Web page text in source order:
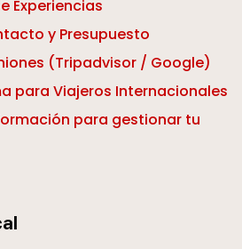
Experiencias
y Presupuesto
(Tripadvisor / Google)
para Viajeros Internacionales
para gestionar tu